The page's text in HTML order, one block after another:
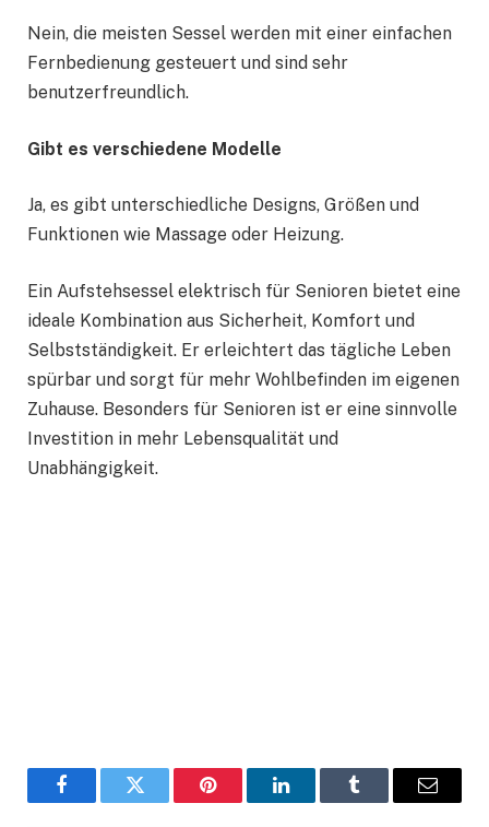
Nein, die meisten Sessel werden mit einer einfachen
Fernbedienung gesteuert und sind sehr
benutzerfreundlich.
Gibt es verschiedene Modelle
Ja, es gibt unterschiedliche Designs, Größen und
Funktionen wie Massage oder Heizung.
Ein Aufstehsessel elektrisch für Senioren bietet eine
ideale Kombination aus Sicherheit, Komfort und
Selbstständigkeit. Er erleichtert das tägliche Leben
spürbar und sorgt für mehr Wohlbefinden im eigenen
Zuhause. Besonders für Senioren ist er eine sinnvolle
Investition in mehr Lebensqualität und
Unabhängigkeit.
FacebookTwitter Pinterest LinkedInTumblr Email